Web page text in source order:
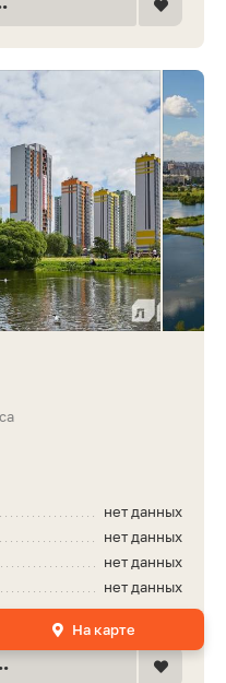
нет данных
нет данных
нет данных
нет данных
нет данных
На карте